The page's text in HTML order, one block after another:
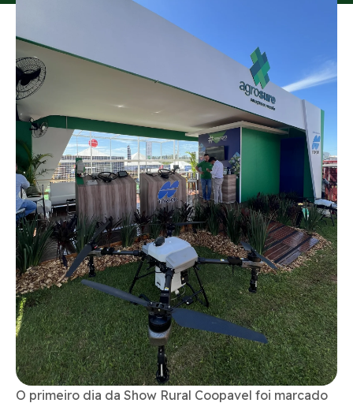
O primeiro dia da Show Rural Coopavel foi marcado